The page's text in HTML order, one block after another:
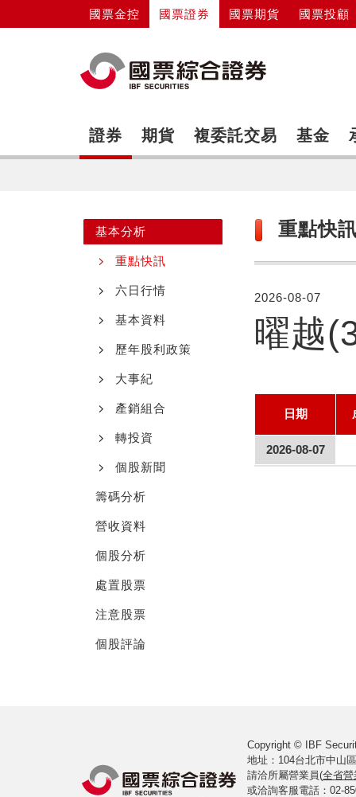
國票金控 國票證券 國票期貨 國票投顧
證券 期貨 複委託交易 基金
基本分析
重點快訊
六日行情
基本資料
歷年股利政策
大事紀
產銷組合
轉投資
個股新聞
籌碼分析
營收資料
個股分析
處置股票
注意股票
個股評論
重點快
2026-08-07
曜越
日期
2026-08-07
Copyright © IBF
地址：104台北市中山
請洽所屬營業員(全省營
或洽詢客服電話：02-